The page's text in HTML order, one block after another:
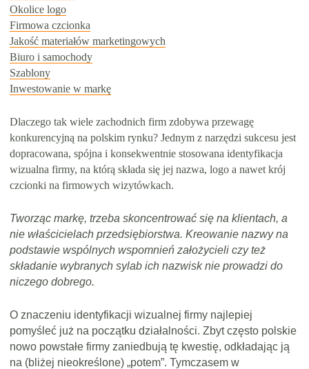
Okolice logo
Firmowa czcionka
Jakość materiałów marketingowych
Biuro i samochody
Szablony
Inwestowanie w markę
Dlaczego tak wiele zachodnich firm zdobywa przewagę
konkurencyjną na polskim rynku? Jednym z narzędzi sukcesu jest
dopracowana, spójna i konsekwentnie stosowana identyfikacja
wizualna firmy, na którą składa się jej nazwa, logo a nawet krój
czcionki na firmowych wizytówkach.
Tworząc markę, trzeba skoncentrować się na klientach, a
nie właścicielach przedsiębiorstwa. Kreowanie nazwy na
podstawie wspólnych wspomnień założycieli czy też
składanie wybranych sylab ich nazwisk nie prowadzi do
niczego dobrego.
O znaczeniu identyfikacji wizualnej firmy najlepiej
pomyśleć już na początku działalności. Zbyt często polskie
nowo powstałe firmy zaniedbują tę kwestię, odkładając ją
na (bliżej nieokreślone) „potem”. Tymczasem w